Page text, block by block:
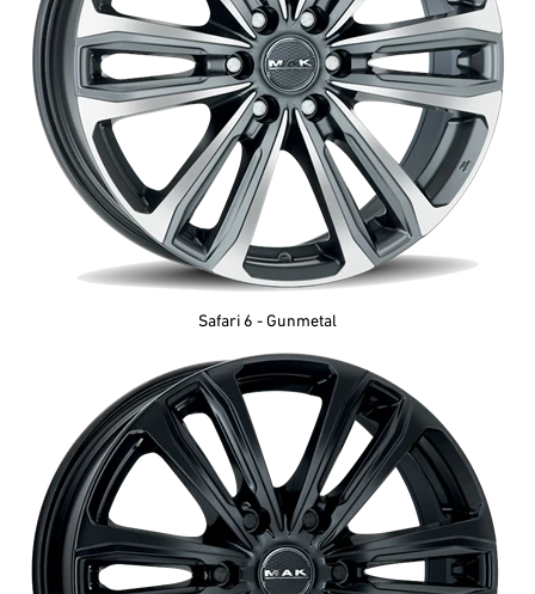
Safari 6 - Gunmetal